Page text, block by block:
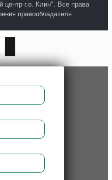
центр г.о. Клин". Все права
правообладателя